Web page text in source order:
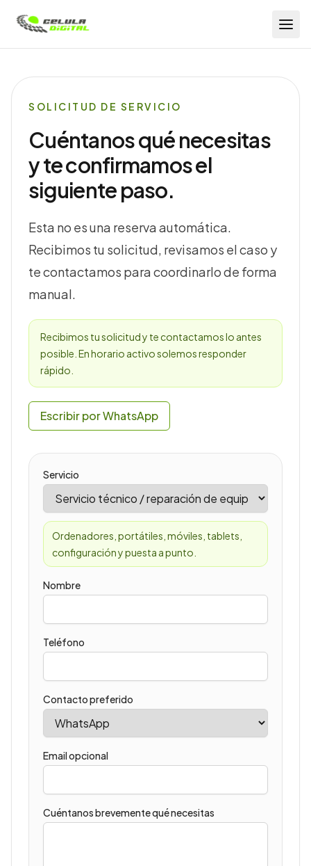
Célula Digital
SOLICITUD DE SERVICIO
Cuéntanos qué necesitas
y te confirmamos el
siguiente paso.
Esta no es una reserva automática.
Recibimos tu solicitud, revisamos el caso y
te contactamos para coordinarlo de forma
manual.
Recibimos tu solicitud y te contactamos lo antes
posible. En horario activo solemos responder
rápido.
Escribir por WhatsApp
Servicio
Ordenadores, portátiles, móviles, tablets,
configuración y puesta a punto.
Nombre
Teléfono
Contacto preferido
Email opcional
Cuéntanos brevemente qué necesitas